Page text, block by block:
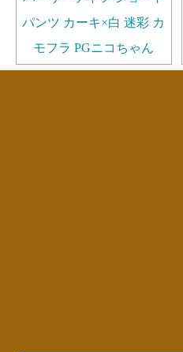
パンツ カーキ×白 迷彩 カ
モフラ PGニコちゃん